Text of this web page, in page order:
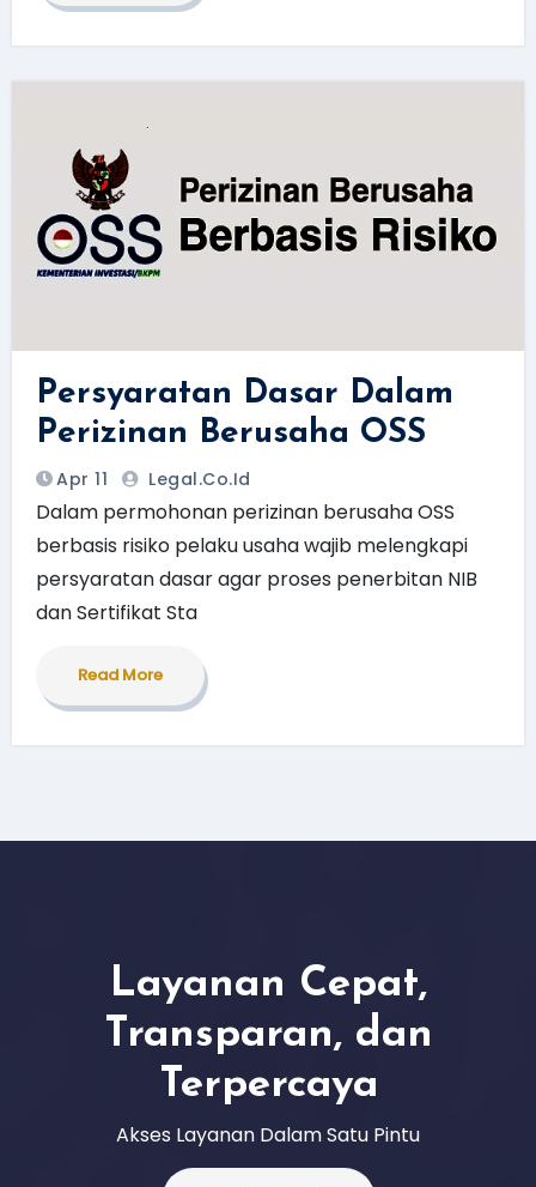
Persyaratan Dasar Dalam
Perizinan Berusaha OSS
Apr 11 Legal.Co.id
Dalam permohonan perizinan berusaha OSS
berbasis risiko pelaku usaha wajib melengkapi
persyaratan dasar agar proses penerbitan NIB
dan Sertifikat Sta
Read More
Layanan Cepat,
Transparan, dan
Terpercaya
Akses Layanan Dalam Satu Pintu